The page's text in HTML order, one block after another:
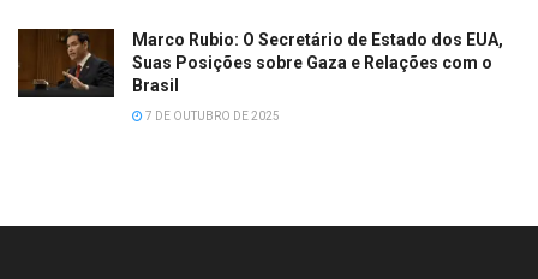
Marco Rubio: O Secretário de Estado dos EUA,
Suas Posições sobre Gaza e Relações com o
Brasil
7 DE OUTUBRO DE 2025